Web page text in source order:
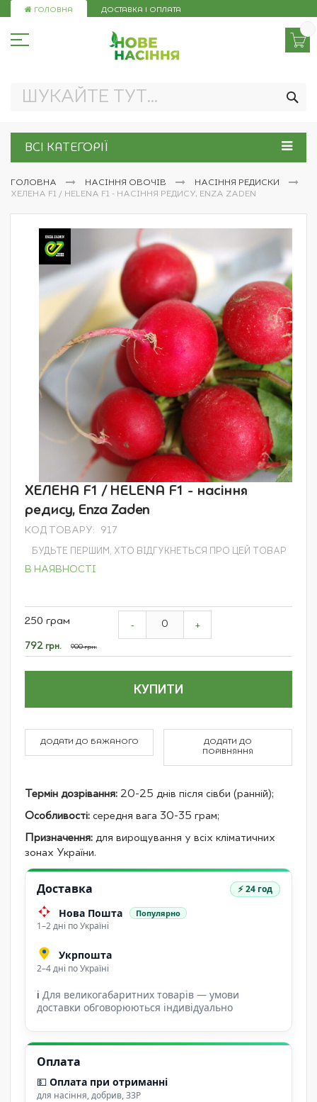
Skip
ГОЛОВНА ДОСТАВКА І ОПЛАТА
ВСІ КАТЕГОРІЇ
ГОЛОВНА НАСІННЯ ОВОЧІВ
НАСІННЯ РЕДИСКИ
ХЕЛЕНА F1 / HELENA F1 - НАСІННЯ РЕДИСУ, ENZA ZADEN
Перейти
галереї
зображень
Перейти
початку
галереї
ХЕЛЕНА F1 / HELENA F1 - насіння
редису, Enza Zaden
КОД ТОВАРУ 917
БУДЬТЕ ПЕРШИМ, ХТО ВІДГУКНЕТЬСЯ ПРО ЦЕЙ ТОВАР
В НАЯВНОСТІ
product
250 грам
Спеціальна
ціна
792 грн. 900 грн.
- +
КУПИТИ
ДОДАТИ ДО БАЖАНОГО
ДОДАТИ ДО
ПОРІВНЯННЯ
Термін дозрівання: 20-25 днів після сівби (ранній);
Особливості: середня вага 30-35 грам;
Призначення: для вирощування у всіх кліматичних
зонах України.
Доставка ⚡ 24 год
Нова Пошта Популярно
1–2 дні по Україні
Укрпошта
2–4 дні по Україні
ℹ Для великогабаритних товарів — умови
доставки обговорюються індивідуально
Оплата
💵 Оплата при отриманні
для насіння, добрив, ЗЗР